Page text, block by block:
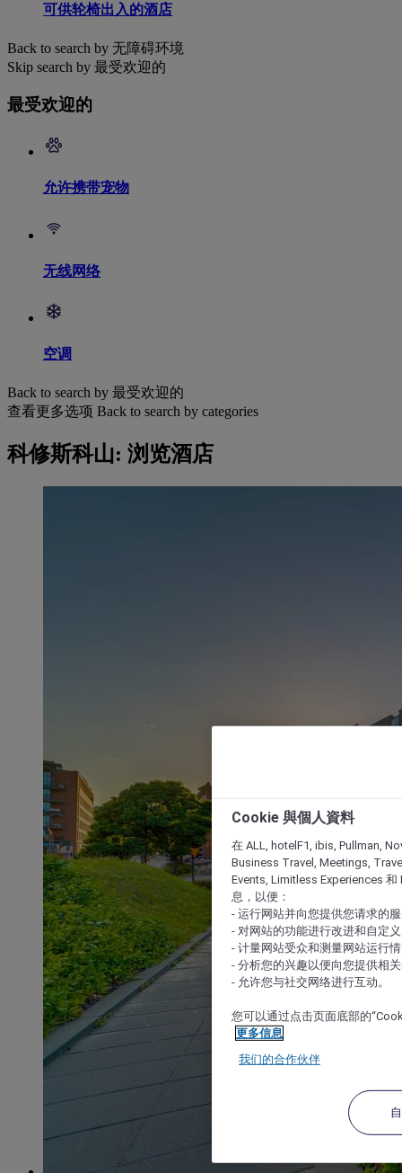
可供轮椅出入的酒店
Back to search by 无障碍环境
Skip search by 最受欢迎的
最受欢迎的
允许携带宠物
无线网络
空调
Back to search by 最受欢迎的
查看更多选项 Back to search by categories
科修斯科山: 浏览酒店
Cookie 與個人資料
在 ALL, hotelF1, ibis, Pullman,
Business Travel, Meetings,
Events, Limitless Experiences 和
息，以便：
- 运行网站并向您提供您请求的
- 对网站的功能进行改进和自定义
- 计量网站受众和测量网站运行
- 分析您的兴趣以便向您提供相
- 允许您与社交网络进行互动。
您可以通过点击页面底部的
更多信息
我们的合作伙伴